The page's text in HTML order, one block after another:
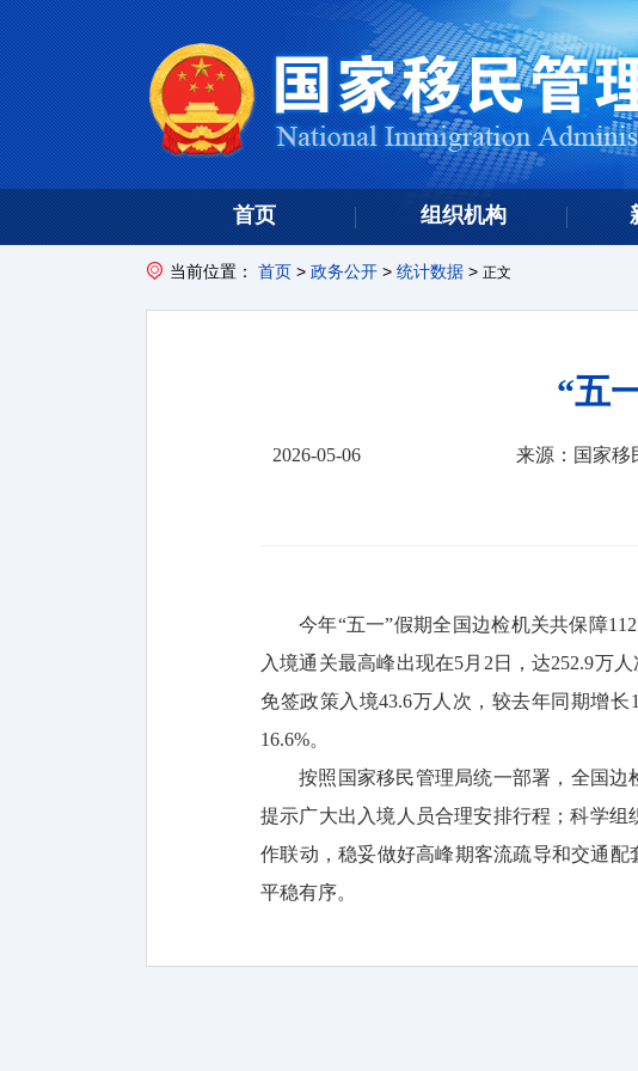
首页 组织机构
当前位置： 首页 > 政务公开 > 统计数据 > 正文
“五
2026-05-06 来源：国家移
今年“五一”假期全国边检机关共保障
入境通关最高峰出现在5月2日，达252.9万
免签政策入境43.6万人次，较去年同期增
16.6%。
按照国家移民管理局统一部署 ，全国
提示广大出入境人员合理安排行程；科学
作联动，稳妥做好高峰期客流疏导和交通配
平稳有序。